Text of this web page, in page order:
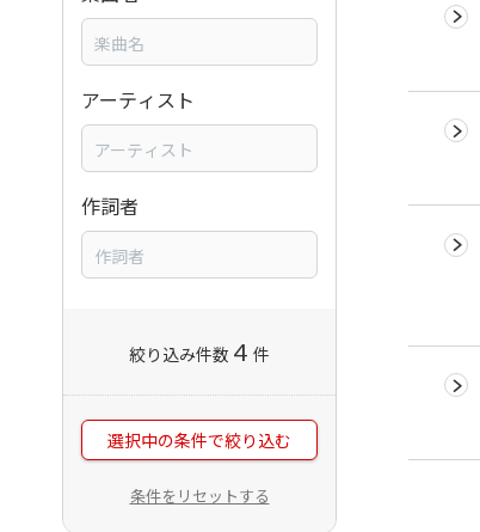
アーティスト
作詞者
絞り込み件数 4 件
選択中の条件で絞り込む
条件をリセットする